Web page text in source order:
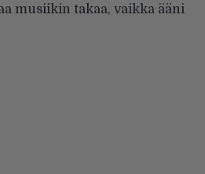
musiikin takaa, vaikka ääni